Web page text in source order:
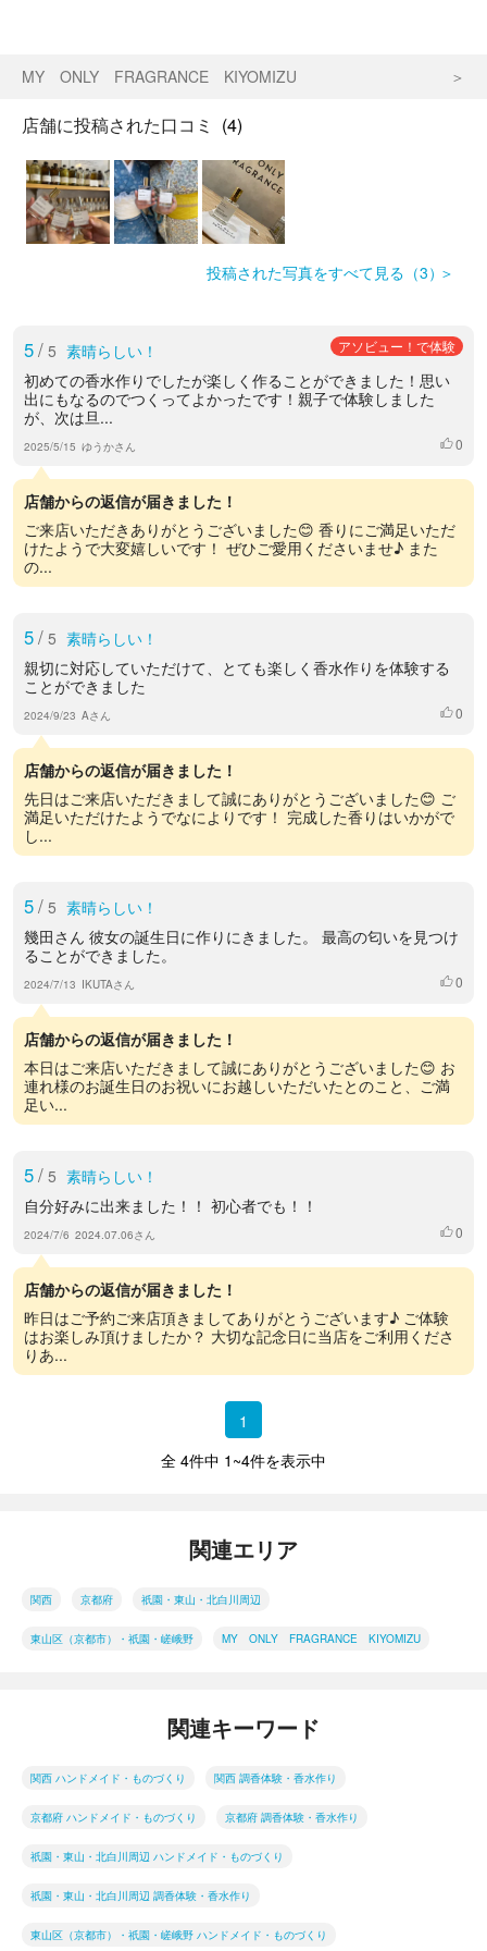
MY ONLY FRAGRANCE KIYOMIZU
店舗に投稿された口コミ (4)
投稿された写真をすべて見る（3）
5/ 5 素晴らしい！ アソビュー！で体験
初めての香水作りでしたが楽しく作ることができました！思い
出にもなるのでつくってよかったです！親子で体験しました
が、次は旦...
2025/5/15 ゆうかさん いいね
0
店舗からの返信が届きました！
ご来店いただきありがとうございました😊 香りにご満足いただ
けたようで大変嬉しいです！ ぜひご愛用くださいませ♪ また
の...
5/ 5 素晴らしい！
親切に対応していただけて、とても楽しく香水作りを体験する
ことができました
2024/9/23 Aさん いいね
0
店舗からの返信が届きました！
先日はご来店いただきまして誠にありがとうございました😊 ご
満足いただけたようでなによりです！ 完成した香りはいかがで
し...
5/ 5 素晴らしい！
幾田さん 彼女の誕生日に作りにきました。 最高の匂いを見つけ
ることができました。
2024/7/13 IKUTAさん いいね
0
店舗からの返信が届きました！
本日はご来店いただきまして誠にありがとうございました😊 お
連れ様のお誕生日のお祝いにお越しいただいたとのこと、ご満
足い...
5/ 5 素晴らしい！
自分好みに出来ました！！ 初心者でも！！
2024/7/6 2024.07.06さん いいね
0
店舗からの返信が届きました！
昨日はご予約ご来店頂きましてありがとうございます♪ ご体験
はお楽しみ頂けましたか？ 大切な記念日に当店をご利用くださ
りあ...
1
全 4件中 1~4件を表示中
関連エリア
関西 京都府 祇園・東山・北白川周辺
東山区（京都市）・祇園・嵯峨野 MY ONLY FRAGRANCE KIYOMIZU
関連キーワード
関西 ハンドメイド・ものづくり 関西 調香体験・香水作り
京都府 ハンドメイド・ものづくり 京都府 調香体験・香水作り
祇園・東山・北白川周辺 ハンドメイド・ものづくり
祇園・東山・北白川周辺 調香体験・香水作り
東山区（京都市）・祇園・嵯峨野 ハンドメイド・ものづくり